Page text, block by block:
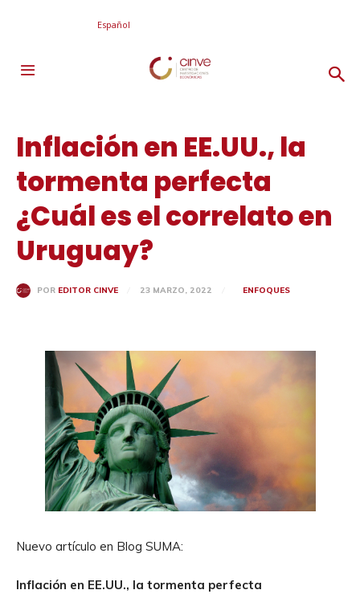
Español
Inflación en EE.UU., la
tormenta perfecta
¿Cuál es el correlato en
Uruguay?
POR EDITOR CINVE 23 MARZO, 2022 ENFOQUES
Nuevo artículo en Blog SUMA:
Inflación en EE.UU., la tormenta perfecta